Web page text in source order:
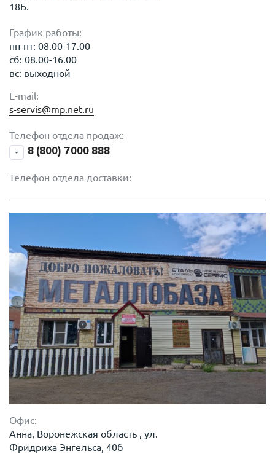
18Б.
График работы:
пн-пт: 08.00-17.00
сб: 08.00-16.00
вс: выходной
E-mail:
s-servis@mp.net.ru
Телефон отдела продаж:
8 (800) 7000 888
Телефон отдела доставки:
Офис:
Анна, Воронежская область , ул.
Фридриха Энгельса, 40б